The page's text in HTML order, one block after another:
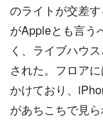
のライトが交差
がAppleとも言う
く、ライブハウ
された。フロア
かけており、
があちこちで見ら